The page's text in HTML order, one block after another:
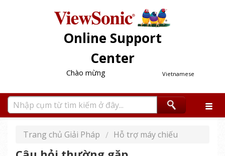
Online Support
Center
Vietnamese
Chào mừng
Trang chủ Giải Pháp Hỗ trợ máy chiếu